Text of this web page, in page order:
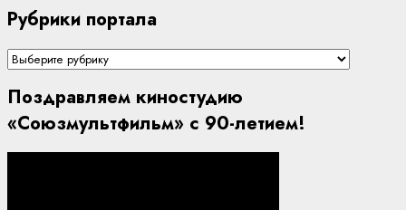
Рубрики портала
Рубрики
Поздравляем киностудию
«Союзмультфильм» с 90-летием!